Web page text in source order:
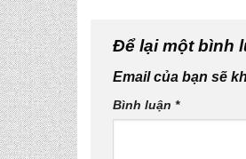
Để lại một bình
Email của bạn sẽ
Bình luận *